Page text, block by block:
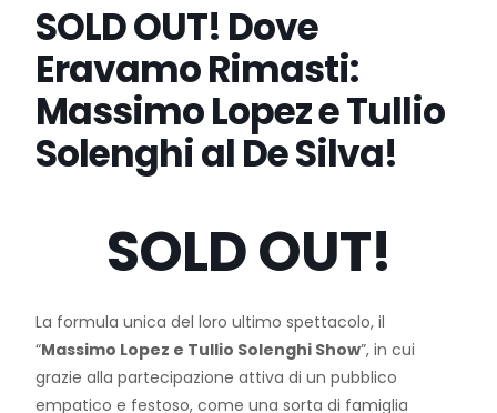
SOLD OUT! Dove
Eravamo Rimasti:
Massimo Lopez e Tullio
Solenghi al De Silva!
SOLD OUT!
La formula unica del loro ultimo spettacolo, il
“Massimo Lopez e Tullio Solenghi Show”, in cui
grazie alla partecipazione attiva di un pubblico
empatico e festoso, come una sorta di famiglia